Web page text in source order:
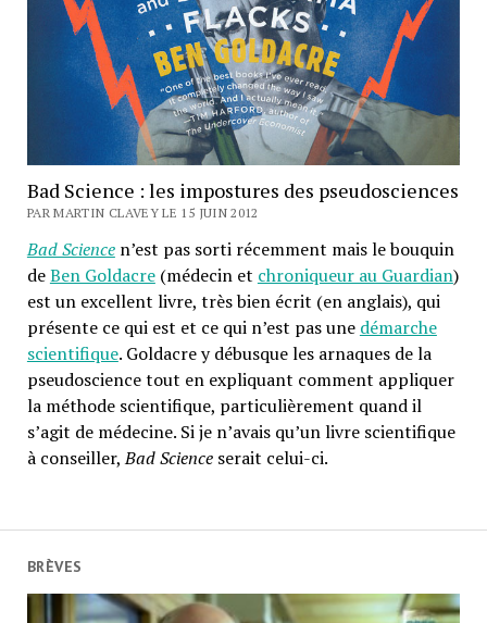
BRÈVES
Bad Science : les impostures des pseudosciences
PAR MARTIN CLAVEY LE 15 JUIN 2012
Bad Sciencen’est pas sorti récemment mais le bouquin
deBen Goldacre(médecin et chroniqueur au Guardian)
est un excellent livre, très bien écrit (en anglais), qui
présente ce qui est et ce qui n’est pas une démarche
scientifique. Goldacre y débusque les arnaques de la
pseudoscience tout en expliquant comment appliquer
la méthode scientifique, particulièrement quand il
s’agit de médecine. Si je n’avais qu’un livre scientifique
à conseiller,Bad Scienceserait celui-ci.